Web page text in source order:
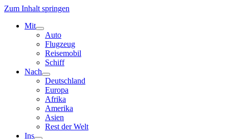
Zum Inhalt springen
Mit
Menü
öffnen
Auto
Flugzeug
Reisemobil
Schiff
Nach
Menü
öffnen
Deutschland
Europa
Afrika
Amerika
Asien
Rest der Welt
Ins